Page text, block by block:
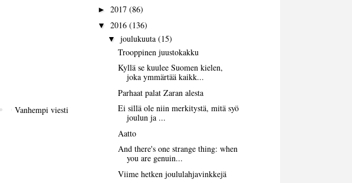
Vanhempi viesti
► 2017 (86)
▼ 2016 (136)
▼ joulukuuta (15)
Trooppinen juustokakku
Kyllä se kuulee Suomen kielen,
joka ymmärtää kaikk...
Parhaat palat Zaran alesta
Ei sillä ole niin merkitystä, mitä syö
joulun ja ...
Aatto
And there's one strange thing: when
you are genuin...
Viime hetken joululahjavinkkejä